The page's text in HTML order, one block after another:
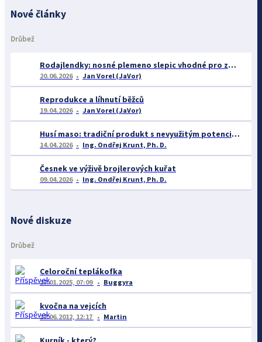
Nové články
Drůbež
Rodajlendky: nosné plemeno slepic vhodné pro začátečníky
20.06.2026 Jan Vorel (JaVor)
Reprodukce a líhnutí běžců
19.04.2026 Jan Vorel (JaVor)
Husí maso: tradiční produkt s nevyužitým potenciálem
14.04.2026 Ing. Ondřej Krunt, Ph. D.
Česnek ve výživě brojlerových kuřat
09.04.2026 Ing. Ondřej Krunt, Ph. D.
Nové diskuze
Drůbež
Celoroční teplákofka
17.01.2025, 07:09 Buggyra
kvočna na vejcích
17.06.2012, 12:17 Martin